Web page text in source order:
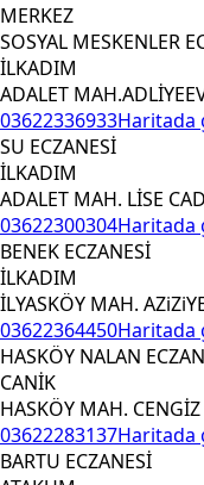
MERKEZ
SOSYAL MESKENLER
İLKADIM
ADALET
03622336933Haritada
SU ECZANESİ
İLKADIM
ADALET MAH. LİSE
03622300304Haritada
BENEK ECZANESİ
İLKADIM
İLYASKÖY MAH.
03622364450Haritada
HASKÖY NALAN
CANİK
HASKÖY MAH.
03622283137Haritada
BARTU ECZANESİ